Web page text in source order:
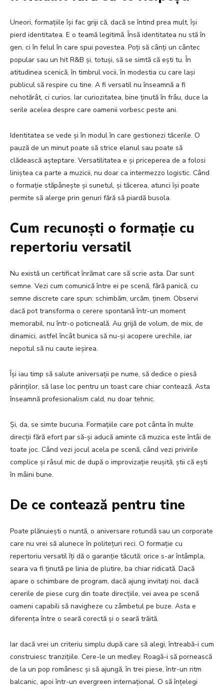
Uneori, formațiile își fac griji că, dacă se întind prea mult, își
pierd identitatea. E o teamă legitimă. Însă identitatea nu stă în
gen, ci în felul în care spui povestea. Poți să cânți un cântec
popular sau un hit R&B și, totuși, să se simtă că ești tu. În
atitudinea scenică, în timbrul vocii, în modestia cu care lași
publicul să respire cu tine. A fi versatil nu înseamnă a fi
nehotărât, ci curios. Iar curiozitatea, bine ținută în frâu, duce la
serile acelea despre care oamenii vorbesc peste ani.
Identitatea se vede și în modul în care gestionezi tăcerile. O
pauză de un minut poate să strice elanul sau poate să
clădească așteptare. Versatilitatea e și priceperea de a folosi
liniștea ca parte a muzicii, nu doar ca intermezzo logistic. Când
o formație stăpânește și sunetul, și tăcerea, atunci își poate
permite să alerge prin genuri fără să piardă busola.
Cum recunoști o formație cu
repertoriu versatil
Nu există un certificat înrămat care să scrie asta. Dar sunt
semne. Vezi cum comunică între ei pe scenă, fără panică, cu
semne discrete care spun: schimbăm, urcăm, ținem. Observi
dacă pot transforma o cerere spontană într-un moment
memorabil, nu într-o poticneală. Au grijă de volum, de mix, de
dinamici, astfel încât bunica să nu-și acopere urechile, iar
nepotul să nu caute ieșirea.
Își iau timp să salute aniversații pe nume, să dedice o piesă
părinților, să lase loc pentru un toast care chiar contează. Asta
înseamnă profesionalism cald, nu doar tehnic.
Și, da, se simte bucuria. Formațiile care pot cânta în multe
direcții fără efort par să-și aducă aminte că muzica este întâi de
toate joc. Când vezi jocul acela pe scenă, când vezi privirile
complice și râsul mic de după o improvizație reușită, știi că ești
în mâini bune.
De ce contează pentru tine
Poate plănuiești o nuntă, o aniversare rotundă sau un corporate
care nu vrei să alunece în politețuri reci. O formație cu
repertoriu versatil îți dă o garanție tăcută: orice s-ar întâmpla,
seara va fi ținută pe linia de plutire, ba chiar ridicată. Dacă
apare o schimbare de program, dacă ajung invitați noi, dacă
cererile de piese curg din toate direcțiile, vei avea pe scenă
oameni capabili să navigheze cu zâmbetul pe buze. Asta e
diferența între o seară corectă și o seară trăită.
Iar dacă vrei un criteriu simplu după care să alegi, întreabă-i cum
construiesc tranzițiile. Cere-le un medley. Roagă-i să pornească
de la un pop românesc și să ajungă, în trei piese, într-un ritm
balcanic, apoi într-un evergreen internațional. O să înțelegi